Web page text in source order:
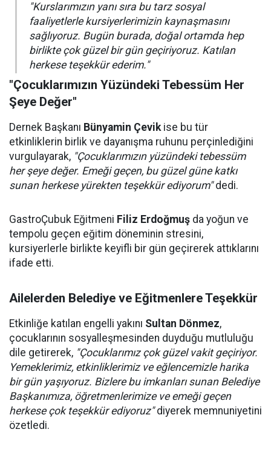
"Kurslarımızın yanı sıra bu tarz sosyal
faaliyetlerle kursiyerlerimizin kaynaşmasını
sağlıyoruz. Bugün burada, doğal ortamda hep
birlikte çok güzel bir gün geçiriyoruz. Katılan
herkese teşekkür ederim."
"Çocuklarımızın Yüzündeki Tebessüm Her
Şeye Değer"
Dernek Başkanı Bünyamin Çevikise bu tür
etkinliklerin birlik ve dayanışma ruhunu perçinlediğini
vurgulayarak, "Çocuklarımızın yüzündeki tebessüm
her şeye değer. Emeği geçen, bu güzel güne katkı
sunan herkese yürekten teşekkür ediyorum"dedi.
GastroÇubuk Eğitmeni Filiz Erdoğmuş da yoğun ve
tempolu geçen eğitim döneminin stresini,
kursiyerlerle birlikte keyifli bir gün geçirerek attıklarını
ifade etti.
Ailelerden Belediye ve Eğitmenlere Teşekkür
Etkinliğe katılan engelli yakını Sultan Dönmez,
çocuklarının sosyalleşmesinden duyduğu mutluluğu
dile getirerek, "Çocuklarımız çok güzel vakit geçiriyor.
Yemeklerimiz, etkinliklerimiz ve eğlencemizle harika
bir gün yaşıyoruz. Bizlere bu imkanları sunan Belediye
Başkanımıza, öğretmenlerimize ve emeği geçen
herkese çok teşekkür ediyoruz"diyerek memnuniyetini
özetledi.